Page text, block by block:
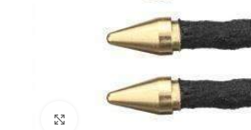
Haga Click para agrandar